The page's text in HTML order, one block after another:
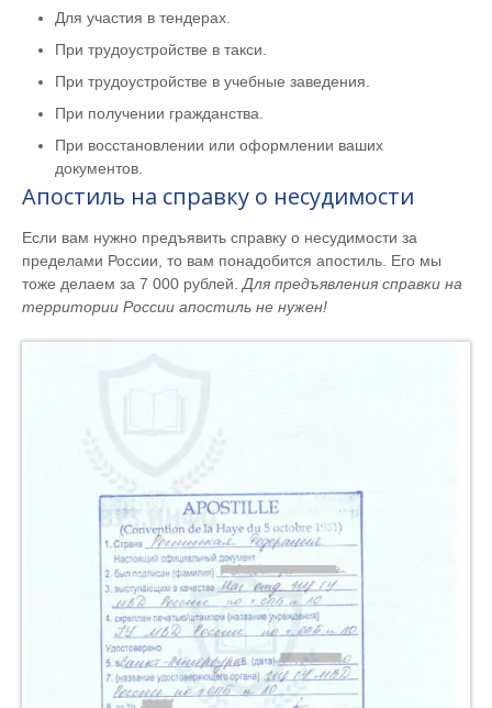
Для участия в тендерах.
При трудоустройстве в такси.
При трудоустройстве в учебные заведения.
При получении гражданства.
При восстановлении или оформлении ваших
документов.
Апостиль на справку о несудимости
Если вам нужно предъявить справку о несудимости за
пределами России, то вам понадобится апостиль. Его мы
тоже делаем за 7 000 рублей.Для предъявления справки на
территории России апостиль не нужен!